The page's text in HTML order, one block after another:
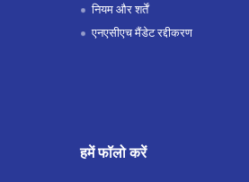
नियम और शर्तें
एनएसीएच मैंडेट रद्दीकरण
हमें फॉलो करें